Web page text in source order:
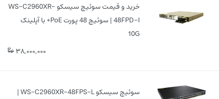
خرید و قیمت سوئیچ سیسکو WS-C2960XR-
48FPD-I | سوئیچ 48 پورت PoE+ با آپلینک
10G
38,000,000
سوئیچ سیسکو WS-C2960XR-48FPS-L |